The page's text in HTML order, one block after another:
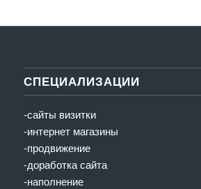
СПЕЦИАЛИЗАЦИИ
-сайты визитки
-интернет магазины
-продвижение
-доработка сайта
-наполнение